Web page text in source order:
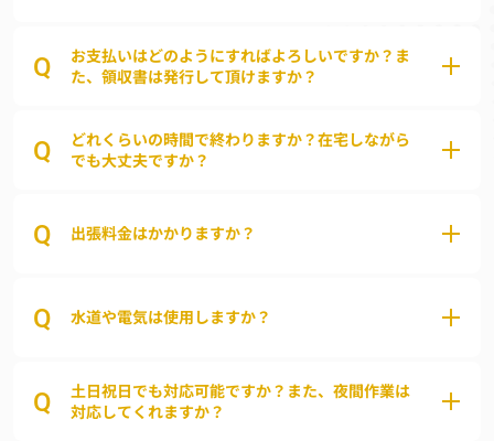
Q
お支払いはどのようにすればよろしいですか？ま
た、領収書は発行して頂けますか？
Q
どれくらいの時間で終わりますか？在宅しながら
でも大丈夫ですか？
Q 出張料金はかかりますか？
Q 水道や電気は使用しますか？
Q
土日祝日でも対応可能ですか？また、夜間作業は
対応してくれますか？